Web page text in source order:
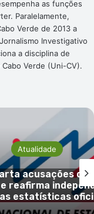
as funções
Paralelamente,
Verde de 2013 a
Investigativo
a disciplina de
Verde (Uni-CV).
Atualidade
acusações de
oficiais